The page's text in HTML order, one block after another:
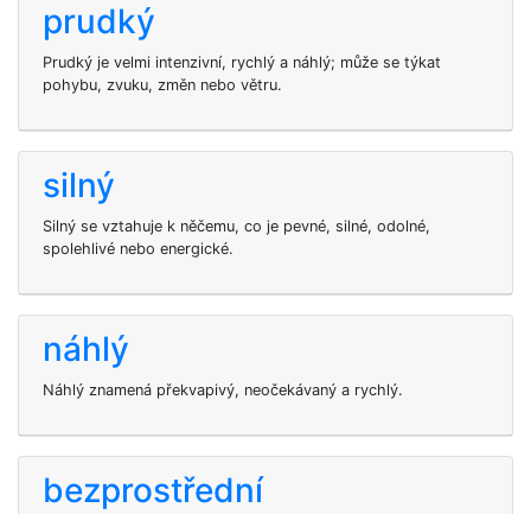
prudký
Prudký je velmi intenzivní, rychlý a náhlý; může se týkat
pohybu, zvuku, změn nebo větru.
silný
Silný se vztahuje k něčemu, co je pevné, silné, odolné,
spolehlivé nebo energické.
náhlý
Náhlý znamená překvapivý, neočekávaný a rychlý.
bezprostřední